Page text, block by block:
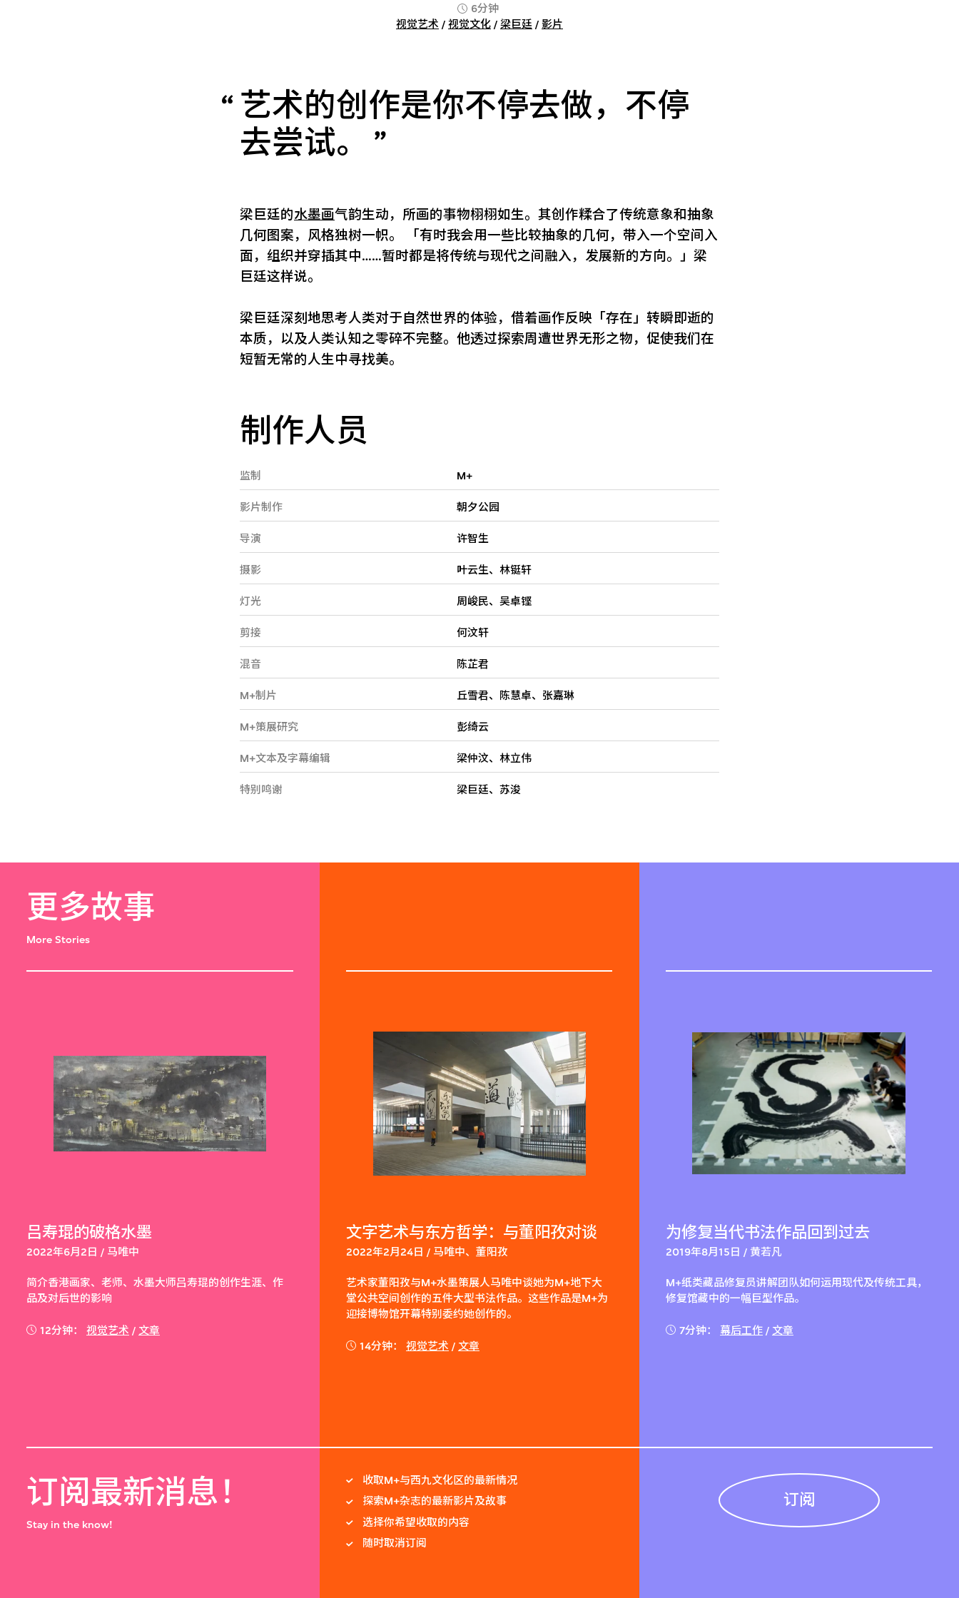
6分钟
视觉艺术 / 视觉文化 / 梁巨廷 / 影片
艺术的创作是你不停去做，不停
去尝试。
梁巨廷的水墨画气韵生动，所画的事物栩栩如生。其创作糅合了传统意象和抽象
几何图案，风格独树一帜。 「有时我会用一些比较抽象的几何，带入一个空间入
面，组织并穿插其中……暂时都是将传统与现代之间融入，发展新的方向。」梁
巨廷这样说。
梁巨廷深刻地思考人类对于自然世界的体验，借着画作反映「存在」转瞬即逝的
本质，以及人类认知之零碎不完整。他透过探索周遭世界无形之物，促使我们在
短暂无常的人生中寻找美。
制作人员
监制 M+
影片制作 朝夕公园
导演 许智生
摄影 叶云生、林铤轩
灯光 周峻民、吴卓铿
剪接 何汶轩
混音 陈芷君
M+制片 丘雪君、陈慧卓、张嘉琳
M+策展研究 彭绮云
M+文本及字幕编辑 梁仲汶、林立伟
特别鸣谢 梁巨廷、苏浚
更多故事
More Stories
吕寿琨的破格水墨
2022年6月2日 / 马唯中
简介香港画家、老师、水墨大师吕寿琨的创作生涯、作
品及对后世的影响
12分钟： 视觉艺术 / 文章
文字艺术与东方哲学：与董阳孜对谈
2022年2月24日 / 马唯中、董阳孜
艺术家董阳孜与M+水墨策展人马唯中谈她为M+地下大
堂公共空间创作的五件大型书法作品。这些作品是M+为
迎接博物馆开幕特别委约她创作的。
14分钟： 视觉艺术 / 文章
为修复当代书法作品回到过去
2019年8月15日 / 黄若凡
M+纸类藏品修复员讲解团队如何运用现代及传统工具，
修复馆藏中的一幅巨型作品。
7分钟： 幕后工作/ 文章
订阅最新消息！
Stay in the know!
收取M+与西九文化区的最新情况
探索M+杂志的最新影片及故事
选择你希望收取的内容
随时取消订阅
订阅